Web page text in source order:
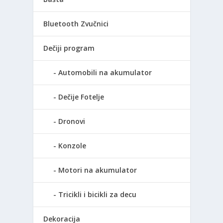
Bluetooth Zvučnici
Dečiji program
Automobili na akumulator
Dečije Fotelje
Dronovi
Konzole
Motori na akumulator
Tricikli i bicikli za decu
Dekoracija